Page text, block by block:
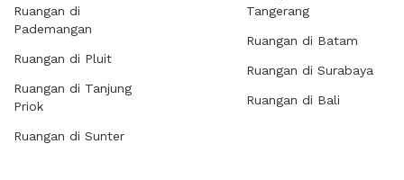
Ruangan di
Pademangan
Ruangan di Pluit
Ruangan di Tanjung
Priok
Ruangan di Sunter
Tangerang
Ruangan di Batam
Ruangan di Surabaya
Ruangan di Bali